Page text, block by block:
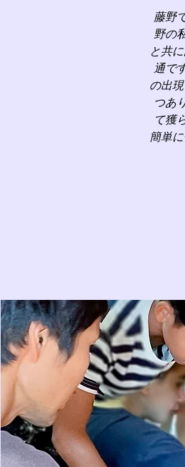
藤野
野の
と共
通で
の出
つあ
て獲
簡単